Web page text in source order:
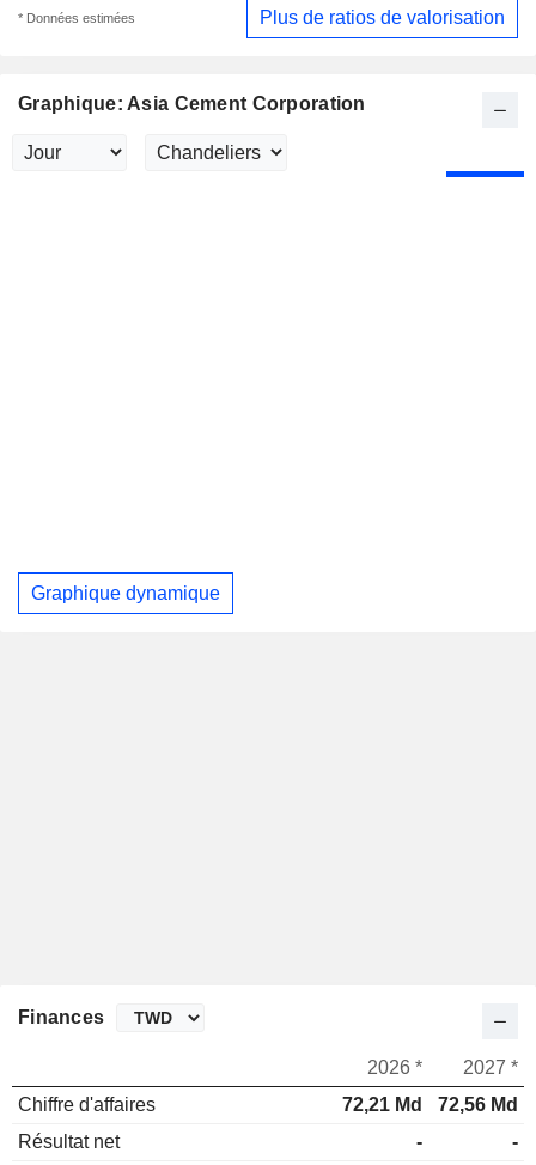
* Données estimées Plus de ratios de valorisation
Graphique: Asia Cement Corporation
Graphique dynamique
Finances
2026 *
2027 *
Chiffre d'affaires
72,21 Md
72,56 Md
Résultat net
-
-